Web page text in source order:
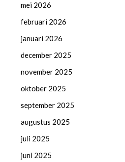
mei 2026
februari 2026
januari 2026
december 2025
november 2025
oktober 2025
september 2025
augustus 2025
juli 2025
juni 2025